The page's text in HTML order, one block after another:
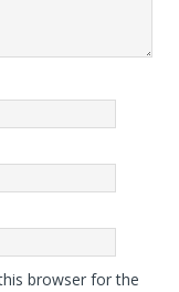
browser for the